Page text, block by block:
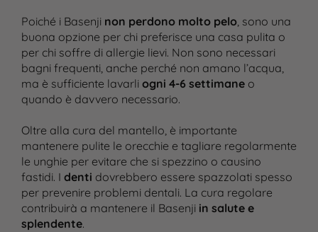
Poiché i Basenji non perdono molto pelo, sono una
buona opzione per chi preferisce una casa pulita o
per chi soffre di allergie lievi. Non sono necessari
bagni frequenti, anche perché non amano l’acqua,
ma è sufficiente lavarli ogni 4-6 settimaneo
quando è davvero necessario.
Oltre alla cura del mantello, è importante
mantenere pulite le orecchie e tagliare regolarmente
le unghie per evitare che si spezzino o causino
fastidi. I denti dovrebbero essere spazzolati spesso
per prevenire problemi dentali. La cura regolare
contribuirà a mantenere il Basenji in salute e
splendente.